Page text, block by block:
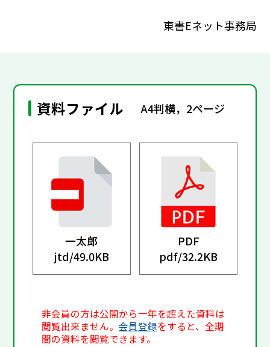
東書Eネット事務局
資料ファイル A4判横，2ページ
一太郎
jtd/49.0KB
PDF
pdf/32.2KB
非会員の方は公開から一年を超えた資料は
閲覧出来ません。会員登録をすると、全期
間の資料を閲覧できます。